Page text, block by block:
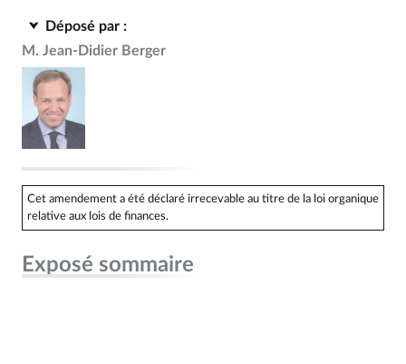
Déposé par :
M. Jean-Didier Berger
Cet amendement a été déclaré irrecevable au titre de la loi organique
relative aux lois de finances.
Exposé sommaire